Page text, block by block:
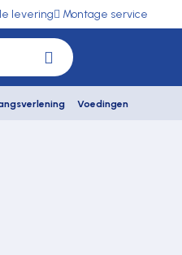
levering Montage service
Voedingen